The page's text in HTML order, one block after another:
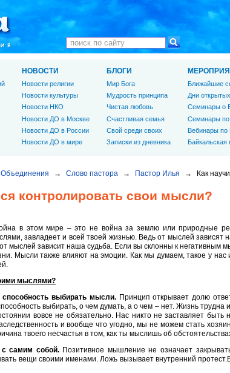
Объединения → Слово пастора → Пастор Илья → Как
контролировать свои мысли?
в этом мире – это не война за землю или природные
завладеет и всей твоей жизнью. Ведь от мыслей зависят
мыслей зависит наша судьба. Если вы склонны к негативным
Мысли также влияют на эмоции. Как мы думаем, такое у
мыслями?
выбирать мысли. Принцип открывает долю
выбирать, о чем думать, а о чем – нет. Жизнь трудна
вовсе не обязательно. Нас никто не заставляет
и вообще что угодно, мы не можем стать
твоего несчастья в том, как ты мыслишь об
самим собой. Позитивное мышление не означает
вещи своими именами. Ложь вызывает внутренний
НОВОСТИ
Новости религии
Новости культуры
Новости НКО
Новости ДО в Москве
Новости ДО в России
Новости ДО в мире
БЛОГИ
Мир Бога
Мудрость принципа
Чистая любовь
Счастливая семья
Свой среди своих
Записки из дневника
Ближайшие
Дни
Семинары о
Семинары
Вебинары по
Байкальская